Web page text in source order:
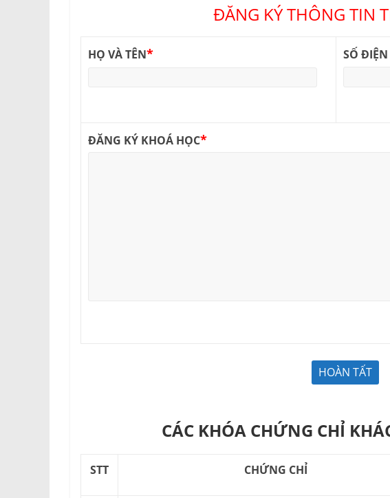
ĐĂNG KÝ THÔNG TIN
HỌ VÀ TÊN* SỐ
ĐĂNG KÝ KHOÁ HỌC*
CÁC KHÓA CHỨNG CHỈ
STT CHỨNG CHỈ